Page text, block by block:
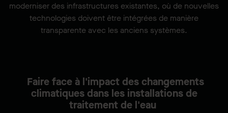
moderniser des infrastructures existantes, où de nouvelles
technologies doivent être intégrées de manière
transparente avec les anciens systèmes.
Faire face à l'impact des changements
climatiques dans les installations de
traitement de l'eau